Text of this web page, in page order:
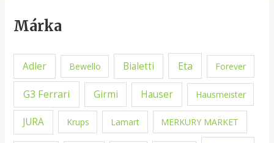
Márka
Adler Bewello Bialetti Eta Forever
G3 Ferrari Girmi Hauser Hausmeister
JURA Krups Lamart MERKURY MARKET